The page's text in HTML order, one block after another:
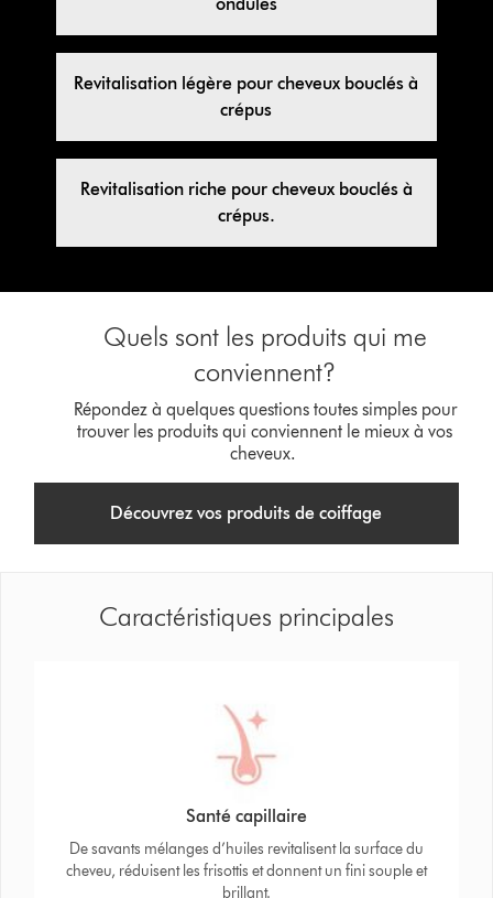
Revitalisation légère pour cheveux bouclés à
crépus
Revitalisation riche pour cheveux bouclés à
crépus.
Quels sont les produits qui me
conviennent?
Répondez à quelques questions toutes simples pour
trouver les produits qui conviennent le mieux à vos
cheveux.
Découvrez vos produits de coiffage
Caractéristiques principales
Santé capillaire
De savants mélanges d’huiles revitalisent la surface du
cheveu, réduisent les frisottis et donnent un fini souple et
brillant.